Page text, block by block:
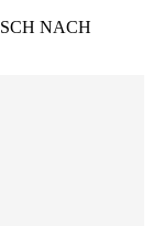
NACH